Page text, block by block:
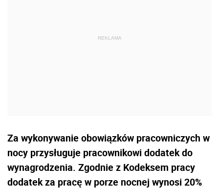
Za wykonywanie obowiązków pracowniczych w
nocy przysługuje pracownikowi dodatek do
wynagrodzenia. Zgodnie z Kodeksem pracy
dodatek za pracę w porze nocnej wynosi 20%